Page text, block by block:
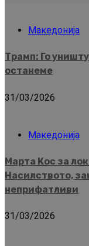
Македонија
Трамп: Го
останеме
31/03/2026
Македонија
Марта Кос за
Насилството,
неприфатливи
31/03/2026